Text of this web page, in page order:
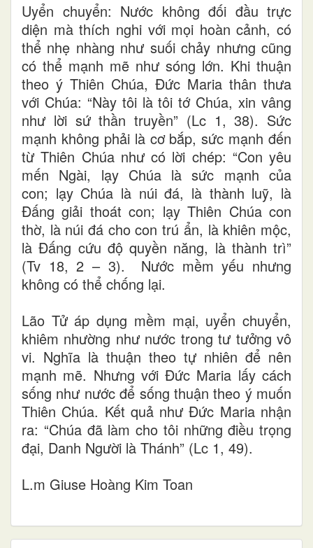
Uyển chuyển: Nước không đối đầu trực
diện mà thích nghi với mọi hoàn cảnh, có
thể nhẹ nhàng như suối chảy nhưng cũng
có thể mạnh mẽ như sóng lớn. Khi thuận
theo ý Thiên Chúa, Đức Maria thân thưa
với Chúa: “Này tôi là tôi tớ Chúa, xin vâng
như lời sứ thần truyền” (Lc 1, 38). Sức
mạnh không phải là cơ bắp, sức mạnh đến
từ Thiên Chúa như có lời chép: “Con yêu
mến Ngài, lạy Chúa là sức mạnh của
con; lạy Chúa là núi đá, là thành luỹ, là
Đấng giải thoát con; lạy Thiên Chúa con
thờ, là núi đá cho con trú ẩn, là khiên mộc,
là Đấng cứu độ quyền năng, là thành trì”
(Tv 18, 2 – 3). Nước mềm yếu nhưng
không có thể chống lại.
Lão Tử áp dụng mềm mại, uyển chuyển,
khiêm nhường như nước trong tư tưởng vô
vi. Nghĩa là thuận theo tự nhiên để nên
mạnh mẽ. Nhưng với Đức Maria lấy cách
sống như nước để sống thuận theo ý muốn
Thiên Chúa. Kết quả như Đức Maria nhận
ra: “Chúa đã làm cho tôi những điều trọng
đại, Danh Người là Thánh” (Lc 1, 49).
L.m Giuse Hoàng Kim Toan